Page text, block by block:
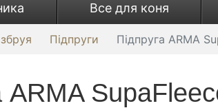
Все для коня
Підпруги Підпруга ARMA
ARMA